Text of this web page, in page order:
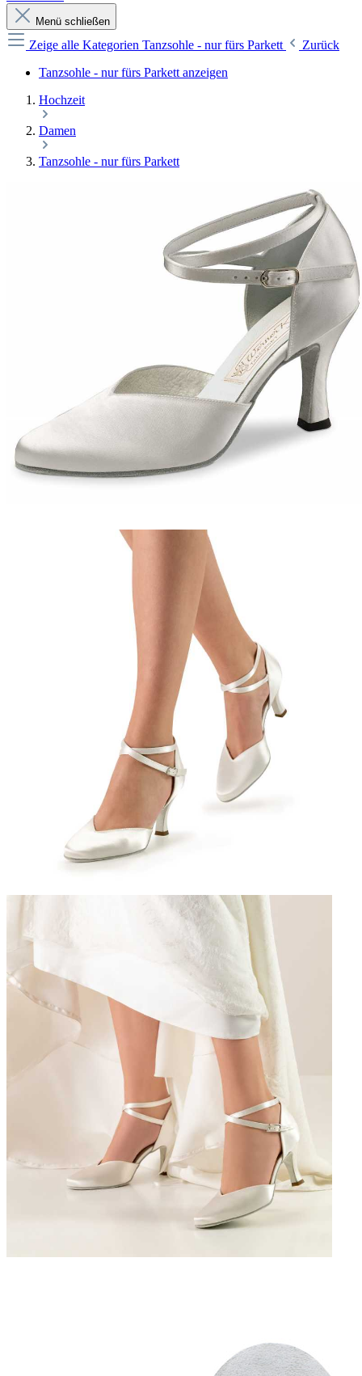
Menü schließen
Zeige alle Kategorien Tanzsohle - nur fürs Parkett
Zurück
Tanzsohle - nur fürs Parkett anzeigen
Hochzeit
Damen
Tanzsohle - nur fürs Parkett